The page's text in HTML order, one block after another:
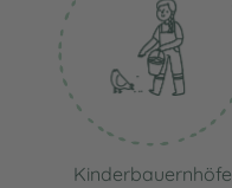
Kinderbauernhöfe